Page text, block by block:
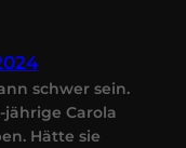
schwer sein.
jährige Carola
Hätte sie